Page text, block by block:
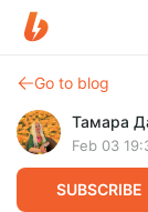
Go to blog
Тамара
Feb 03
SUBSCRIBE